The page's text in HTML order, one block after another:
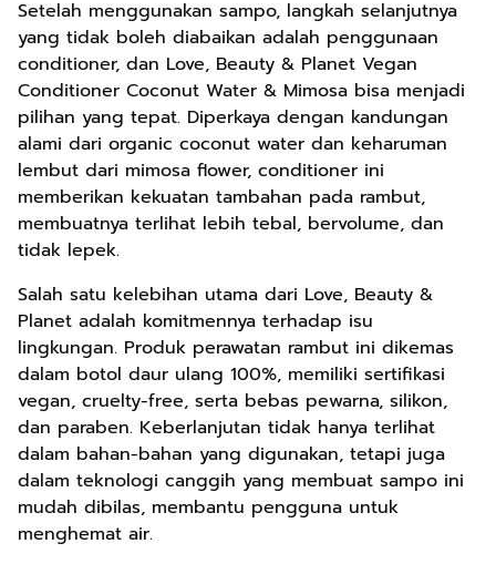
Setelah menggunakan sampo, langkah selanjutnya
yang tidak boleh diabaikan adalah penggunaan
conditioner, dan Love, Beauty & Planet Vegan
Conditioner Coconut Water & Mimosa bisa menjadi
pilihan yang tepat. Diperkaya dengan kandungan
alami dari organic coconut water dan keharuman
lembut dari mimosa flower, conditioner ini
memberikan kekuatan tambahan pada rambut,
membuatnya terlihat lebih tebal, bervolume, dan
tidak lepek.
Salah satu kelebihan utama dari Love, Beauty &
Planet adalah komitmennya terhadap isu
lingkungan. Produk perawatan rambut ini dikemas
dalam botol daur ulang 100%, memiliki sertifikasi
vegan, cruelty-free, serta bebas pewarna, silikon,
dan paraben. Keberlanjutan tidak hanya terlihat
dalam bahan-bahan yang digunakan, tetapi juga
dalam teknologi canggih yang membuat sampo ini
mudah dibilas, membantu pengguna untuk
menghemat air.